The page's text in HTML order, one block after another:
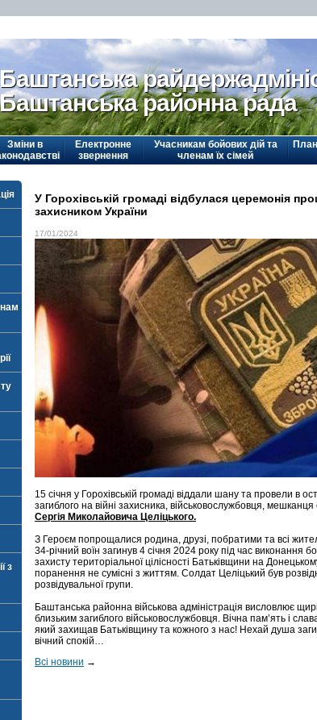
Баштанська
Баштанська районна рада
Зміни в
Електронне
звернення
Учасникам бойових дій та
членам їх сімей
з
У Горохівській громаді відбулася церемонія
захисником України
17/01/2024
15 січня у Горохівській громаді віддали шану та провели в
загиблого на війні захисника, військовослужбовця, мешканця
Сергія Миколайовича Целіцького.
З Героєм попрощалися родина, друзі, побратими та всі
34-річний воїн загинув 4 січня 2024 року під час виконання
захисту територіальної цілісності Батьківщини на
поранення не сумісні з життям. Солдат Целіцький був
розвідувальної групи.
Баштанська районна військова адміністрація висловлює
близьким загиблого військовослужбовця. Вічна пам’ять і
який захищав Батьківщину та кожного з нас! Нехай душа
вічний спокій…
Всі новини →